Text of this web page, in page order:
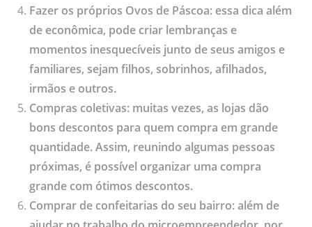
Fazer os próprios Ovos de Páscoa: essa dica além
de econômica, pode criar lembranças e
momentos inesquecíveis junto de seus amigos e
familiares, sejam filhos, sobrinhos, afilhados,
irmãos e outros.
Compras coletivas: muitas vezes, as lojas dão
bons descontos para quem compra em grande
quantidade. Assim, reunindo algumas pessoas
próximas, é possível organizar uma compra
grande com ótimos descontos.
Comprar de confeitarias do seu bairro: além de